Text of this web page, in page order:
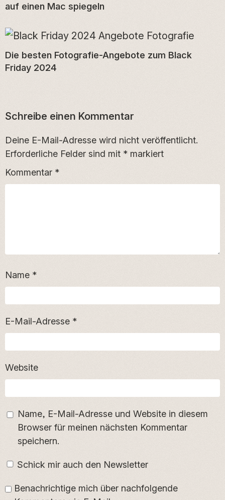
auf einen Mac spiegeln
Die besten Fotografie-Angebote zum Black
Friday 2024
Schreibe einen Kommentar
Deine E-Mail-Adresse wird nicht veröffentlicht.
Erforderliche Felder sind mit * markiert
Kommentar *
Name *
E-Mail-Adresse *
Website
Name, E-Mail-Adresse und Website in diesem
Browser für meinen nächsten Kommentar
speichern.
Schick mir auch den Newsletter
Benachrichtige mich über nachfolgende